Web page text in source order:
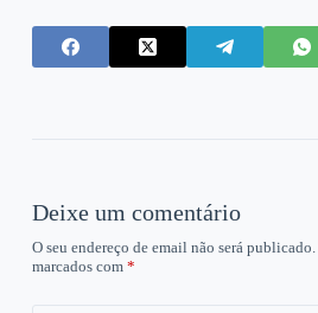
Deixe um comentário
O seu endereço de email não será publicado.
marcados com *